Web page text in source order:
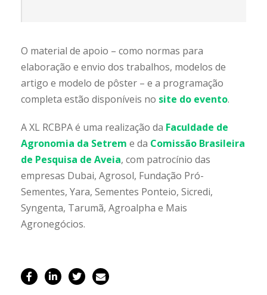
O material de apoio – como normas para
elaboração e envio dos trabalhos, modelos de
artigo e modelo de pôster – e a programação
completa estão disponíveis no site do evento.
A XL RCBPA é uma realização da Faculdade de
Agronomia da Setrem e da Comissão Brasileira
de Pesquisa de Aveia, com patrocínio das
empresas Dubai, Agrosol, Fundação Pró-
Sementes, Yara, Sementes Ponteio, Sicredi,
Syngenta, Tarumã, Agroalpha e Mais
Agronegócios.